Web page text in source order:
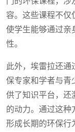
容。这些课程不仅
使学生能够通过亲
性。
此外，埃雷拉还
保专家和学者与青
供了知识平台，还
的动力。通过这种
形成长期的环保行